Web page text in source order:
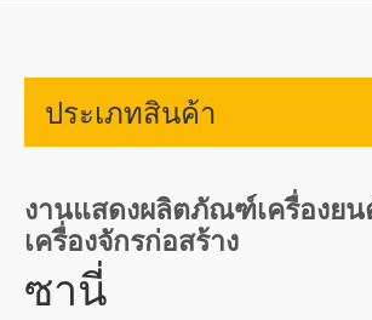
ประเภทสินค้า
งานแสดงผลิตภัณฑ์เครื่องยน
เครื่องจักรก่อสร้าง
ซานี่